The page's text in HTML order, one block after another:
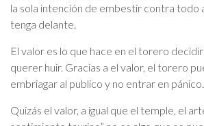
la sola intención de embestir contra todo
tenga delante.
El valor es lo que hace en el torero
querer huir. Gracias a el valor, el torero
embriagar al publico y no entrar en pánico.
Quizás el valor, a igual que el temple, el